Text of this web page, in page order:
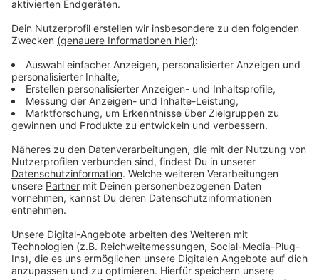
Laut einem Bericht des Landesamts für
und Klima NRWwerden die landesweit angestrebten
Umweltqualitätsnormen für PFAS jedoch noch nicht
erreicht. Es bleibt also noch viel zu tun.
Anzeige
Überall präsent - vom Feuerlöschmittel bis
zur Outdoor-Jacke
Anzeige
Das Problem liegt in der breiten Anwendung dieser
Chemikalien: PFAS werden vor allem wegen ihrer
einzigartigen Eigenschaften eingesetzt. Sie sind